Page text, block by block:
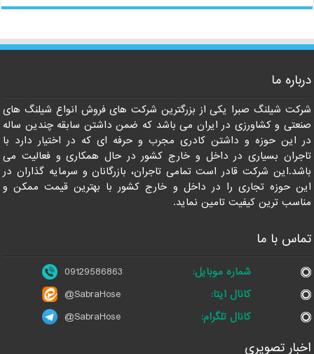
درباره ما
شرکت شیلنگ صبرا یکی از بزرگترین شرکت های فروش انواع شیلنگ های
صنعتی و کشاورزی در ایران می باشد که ضمن داشتن سابقه چندین ساله
در این حوزه و داشتن کادری مجرب و حرفه ای که در اختیار دارد با
تاجران بسیاری در داخل و خارج کشور در حال همکاری و فعالیت می
باشد.این شرکت قادر است تمامی تاجران، بازرگانان و سرمایه گذاران در
این حوزه تجاری را در داخل و خارج کشور با بهترین قیمت ممکن و
مناسب ترین کیفیت تامین نماید.
تماس با ما
شماره موبایل:
09129586863
کانال ایتا:
@SabraHose
کانال تلگرام:
@SabraHose
اخبار تصویری